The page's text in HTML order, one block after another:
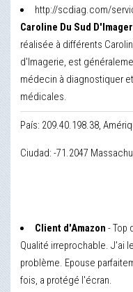
http://scdiag.com/
Caroline Du Sud
réalisée à différents
d'Imagerie, est
médecin à diagnostiquer
médicales.
País: 209.40.198.38,
Ciudad: -71.2047
Client d'Amazon - Top
Qualité irreprochable. J'ai
problème. Epouse
fois, a protégé l'écran.